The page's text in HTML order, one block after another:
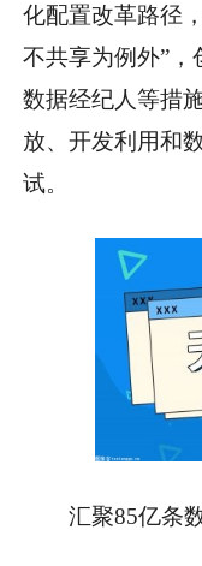
化配置改革路径
不共享为例外”，
数据经纪人等措
放、开发利用和
试。
汇聚85亿条